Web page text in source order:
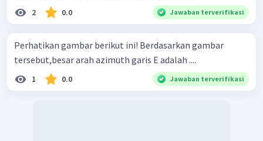
2 0.0 Jawaban terverifikasi
Perhatikan gambar berikut ini! Berdasarkan gambar
tersebut,besar arah azimuth garis E adalah ....
1 0.0 Jawaban terverifikasi